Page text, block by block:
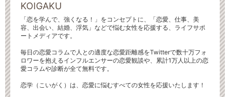
KOIGAKU
「恋を学んで、強くなる！」をコンセプトに、「恋愛、仕事、美
容、出会い、結婚、浮気」などで悩む女性を応援する、ライフサポ
ートメディアです。
毎日の恋愛コラムで人との適度な恋愛距離感をTwitterで数十万フォ
ロワーを抱えるインフルエンサーの恋愛観談や、累計1万人以上の恋
愛コラムや診断が全て無料です。
恋学（こいがく）は、恋愛に悩むすべての女性を応援いたします！